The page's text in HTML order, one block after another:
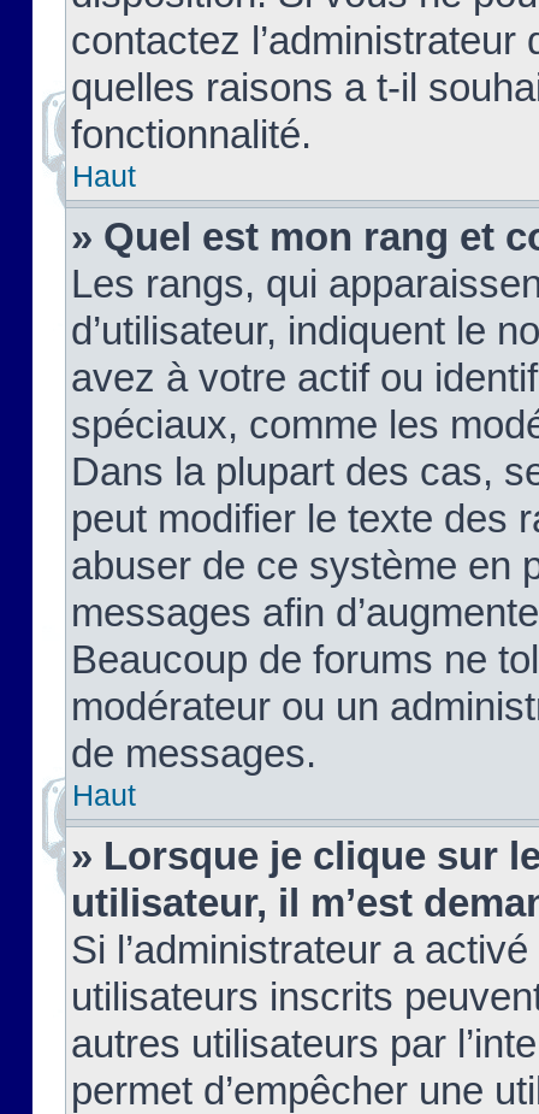
contactez
quelles raisons a t-il
fonctionnalité.
Haut
» Quel est mon rang et
Les rangs, qui
d’utilisateur, indiquent le
avez à votre actif ou
spéciaux, comme les
Dans la plupart des cas,
peut modifier le texte des
abuser de ce système en
messages afin
Beaucoup de forums ne
modérateur ou un
de messages.
Haut
» Lorsque je clique sur
utilisateur, il m’est
Si l’administrateur a
utilisateurs inscrits
autres utilisateurs par
permet d’empêcher une